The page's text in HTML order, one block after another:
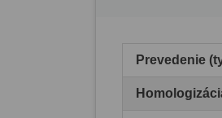
Prevedenie